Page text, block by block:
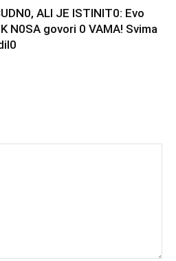
ALI JE ISTINIT0: Evo
N0SA govori 0 VAMA! Svima